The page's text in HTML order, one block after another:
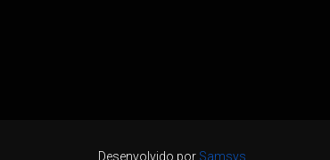
Desenvolvido por Samsys